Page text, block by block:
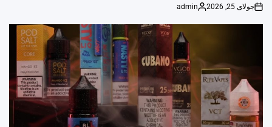
on
جولای 25, 2026
Posted
admin